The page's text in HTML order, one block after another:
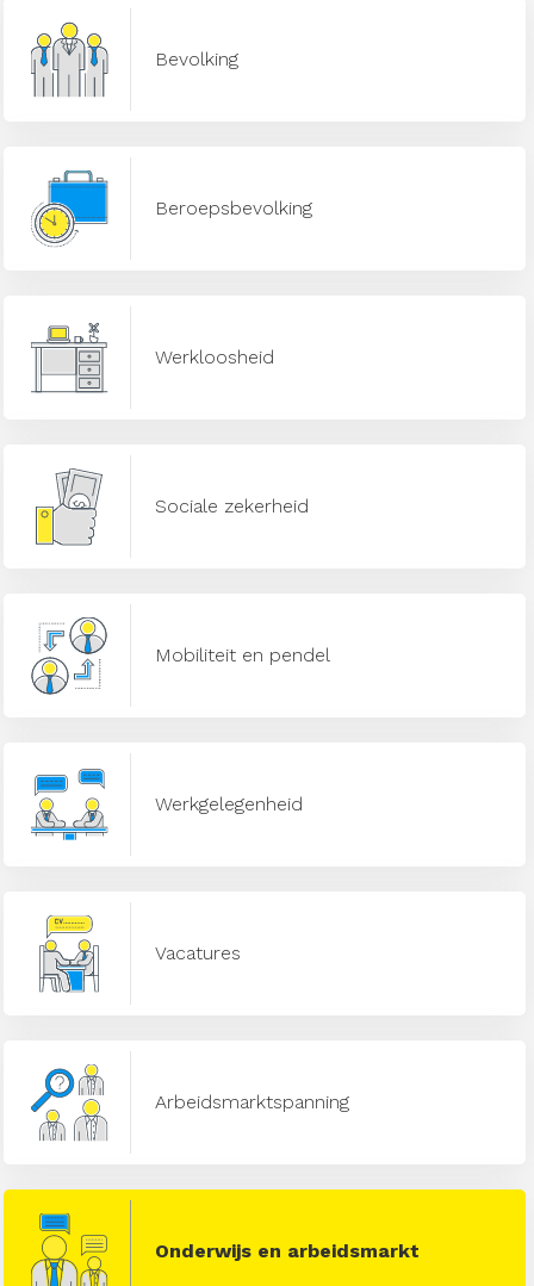
Bevolking
Beroepsbevolking
Werkloosheid
Sociale zekerheid
Mobiliteit en pendel
Werkgelegenheid
Vacatures
Arbeidsmarktspanning
Onderwijs en arbeidsmarkt